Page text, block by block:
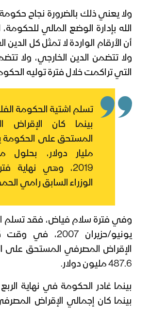
ولا يعني ذلك بالضرورة نجاح
الله بإدارة الوضع المالي
أن الأرقام الواردة لا تمثل كل الدين
ولا تتضمن الدين الخارجي، ولا
التي تراكمت خلال فترة توليه
تسلم اشتية الحكومة
بينما كان الإقراض
مليار دولار، بحلول
2019، وهي نهاية
الوزراء السابق رامي
وفي فترة سلام فياض، فقد
يونيو/حزيران 2007،
الإقراض المصرفي المستحق على
487.6 مليون دولار.